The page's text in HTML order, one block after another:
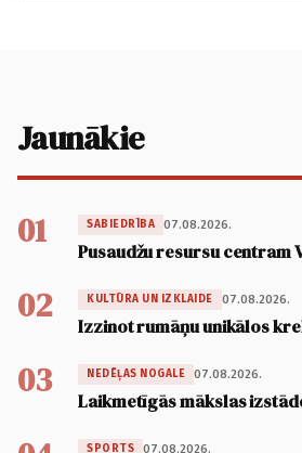
Jaunākie
01 SABIEDRĪBA 07.08.2026.
Pusaudžu resursu centram
02 KULTŪRA UN IZKLAIDE 07.08.2026.
Izzinot rumāņu unikālos
03 NEDĒĻAS NOGALE 07.08.2026.
Laikmetīgās mākslas
SPORTS 07.08.2026.